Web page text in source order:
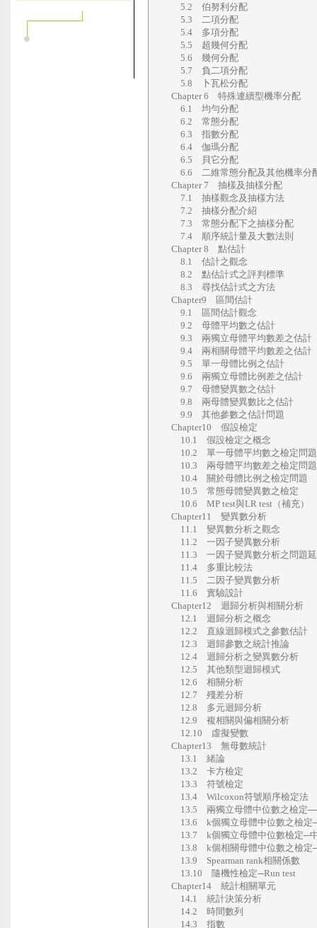
5.2 伯努利分配
5.3 二項分配
5.4 多項分配
5.5 超幾何分配
5.6 幾何分配
5.7 負二項分配
5.8 卜瓦松分配
Chapter 6 特殊連續型機率分配
6.1 均勻分配
6.2 常態分配
6.3 指數分配
6.4 伽瑪分配
6.5 貝它分配
6.6 二維常態分配及其他機率分
Chapter 7 抽樣及抽樣分配
7.1 抽樣觀念及抽樣方法
7.2 抽樣分配介紹
7.3 常態分配下之抽樣分配
7.4 順序統計量及大數法則
Chapter 8 點估計
8.1 估計之觀念
8.2 點估計式之評判標準
8.3 尋找估計式之方法
Chapter9 區間估計
9.1 區間估計觀念
9.2 母體平均數之估計
9.3 兩獨立母體平均數差之估計
9.4 兩相關母體平均數差之估計
9.5 單一母體比例之估計
9.6 兩獨立母體比例差之估計
9.7 母體變異數之估計
9.8 兩母體變異數比之估計
9.9 其他參數之估計問題
Chapter10 假設檢定
10.1 假設檢定之概念
10.2 單一母體平均數之檢定問題
10.3 兩母體平均數差之檢定問題
10.4 關於母體比例之檢定問題
10.5 常態母體變異數之檢定
10.6 MP test與LR test（補充）
Chapter11 變異數分析
11.1 變異數分析之觀念
11.2 一因子變異數分析
11.3 一因子變異數分析之問題
11.4 多重比較法
11.5 二因子變異數分析
11.6 實驗設計
Chapter12 迴歸分析與相關分析
12.1 迴歸分析之概念
12.2 直線迴歸模式之參數估計
12.3 迴歸參數之統計推論
12.4 迴歸分析之變異數分析
12.5 其他類型迴歸模式
12.6 相關分析
12.7 殘差分析
12.8 多元迴歸分析
12.9 複相關與偏相關分析
12.10 虛擬變數
Chapter13 無母數統計
13.1 緒論
13.2 卡方檢定
13.3 符號檢定
13.4 Wilcoxon符號順序檢定法
13.5 兩獨立母體中位數之檢定
13.6 k個獨立母體中位數之檢定
13.7 k個獨立母體中位數檢定─
13.8 k個相關母體中位數之檢定
13.9 Spearman rank相關係數
13.10 隨機性檢定─Run test
Chapter14 統計相關單元
14.1 統計決策分析
14.2 時間數列
14.3 指數